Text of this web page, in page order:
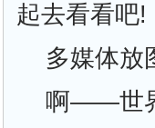
起去看看吧!
多媒体放
啊——世